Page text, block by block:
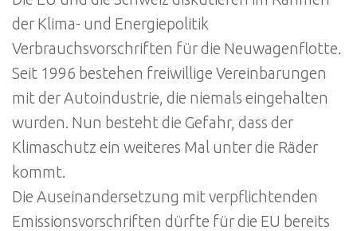
der Klima- und Energiepolitik
Verbrauchsvorschriften für die Neuwagenflotte.
Seit 1996 bestehen freiwillige Vereinbarungen
mit der Autoindustrie, die niemals eingehalten
wurden. Nun besteht die Gefahr, dass der
Klimaschutz ein weiteres Mal unter die Räder
kommt.
Die Auseinandersetzung mit verpflichtenden
Emissionsvorschriften dürfte für die EU bereits